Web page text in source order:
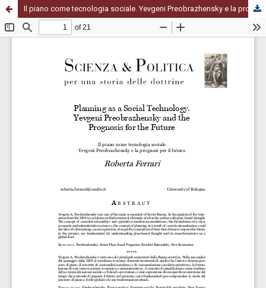
Il piano come tecnologia sociale. Yevgeni Preobrazhensky e la prognosi per il futuro